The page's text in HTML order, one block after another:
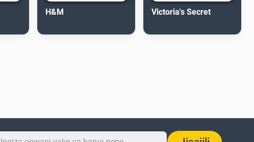
H&M Victoria's Secret